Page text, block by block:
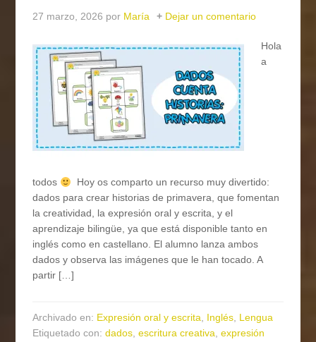
27 marzo, 2026 por María Dejar un comentario
Hola
a
todos
Hoy os comparto un recurso muy divertido:
dados para crear historias de primavera, que fomentan
la creatividad, la expresión oral y escrita, y el
aprendizaje bilingüe, ya que está disponible tanto en
inglés como en castellano. El alumno lanza ambos
dados y observa las imágenes que le han tocado. A
partir […]
Archivado en: Expresión oral y escrita, Inglés, Lengua
Etiquetado con:dados,escritura creativa,expresión